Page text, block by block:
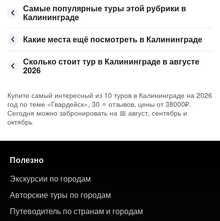
Самые популярные туры этой рубрики в
Калининграде
Какие места ещё посмотреть в Калининграде
Сколько стоит тур в Калининграде в августе
2026
Купите самый интересный из 10 туров в Калининграде на 2026
год по теме «Гвардейск», 30 ⭐ отзывов, цены от 38000₽.
Сегодня можно забронировать на 📅 август, сентябрь и
октябрь
Полезно
Экскурсии по городам
Авторские туры по городам
Путеводитель по странам и городам